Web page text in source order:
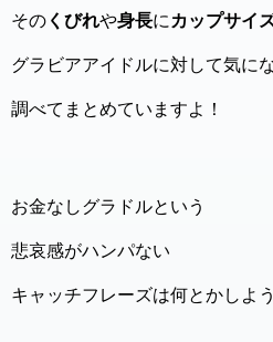
その くびれや身長に カップサイ
グラビアアイドルに対して気に
調べてまとめていますよ！
お金なしグラドルという
悲哀感がハンパない
キャッチフレーズは何とかしよ